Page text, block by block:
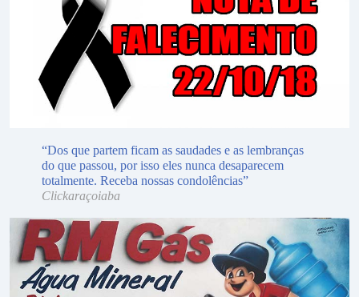
“Dos que partem ficam as saudades e as lembranças
do que passou, por isso eles nunca desaparecem
totalmente. Receba nossas condolências”
Clickaraçoiaba